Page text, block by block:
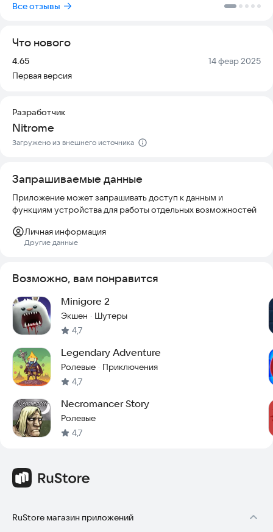
Коуэном, известным по своим работам над играми Leap Day
• Визуальный стиль игры выполнен в ярких пиксельных тонах,
где преобладают гневные образы, но присутствуют и
Игра полностью безопасна для установки и не требует
постоянных подключений к интернету для базового
счет бесконечной генерации уровней, поэтому вам никогда
Попробуйте Redungeon прямо сейчас и погрузитесь в мир
хардкорных приключений!
Все отзывы
Что нового
Версия:
4.65 Дата:
14 февр 2025
Первая версия
Разработчик
Nitrome
Загружено из внешнего источника
Запрашиваемые данные
Приложение может запрашивать доступ к данным и
функциям устройства для работы отдельных возможностей
Личная информация
Другие данные
Возможно, вам понравится
Minigore 2
Экшен · Шутеры
4,7
Legendary Adventure
Ролевые · Приключения
4,7
Necromancer Story
Ролевые
4,7
RuStore магазин приложений